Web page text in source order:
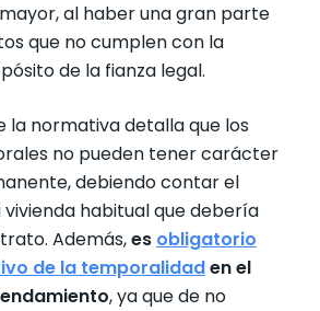
al haber una gran parte
que no cumplen con la
de la fianza legal.
la normativa detalla que los
no pueden tener carácter
debiendo contar el
vivienda habitual que debería
Además,es obligatorio
de la temporalidaden el
, ya que de no